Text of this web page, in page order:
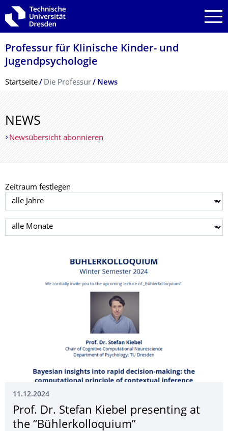
Zur Hauptnavigation springen
Zur Suche springen
Zum Inhalt springen
Professur für Klinische Kinder- und
Jugendpsychologie
Breadcrumb-Menü
Startseite Die Professur News
NEWS
Newsübersicht abonnieren
Zeitraum festlegen
Jahr auswählen
Monat auswählen
11.12.2024
Prof. Dr. Stefan Kiebel presenting at
the “Bühlerkolloquium”